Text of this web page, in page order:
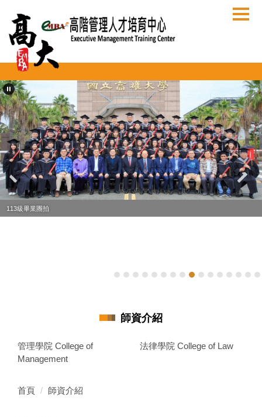
到
主
要
區
113級畢業團拍
師資介紹
管理學院 College of
Management
法律學院 College of Law
首頁 師資介紹